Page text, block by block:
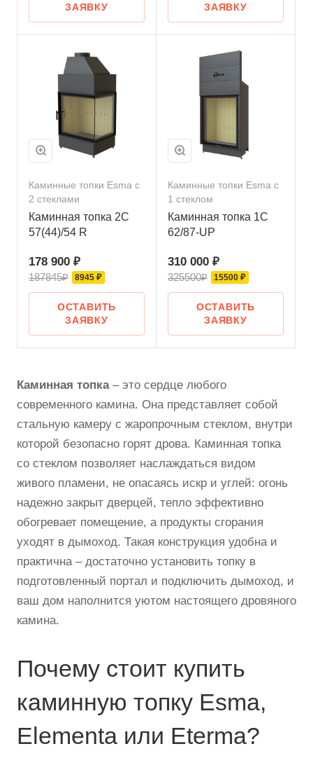
ЗАЯВКУ
ЗАЯВКУ
Каминные топки Esma с
2 стеклами
Каминная топка 2С
57(44)/54 R
178 900 ₽
187845₽ 8945 ₽
ОСТАВИТЬ
ЗАЯВКУ
Каминные топки Esma с
1 стеклом
Каминная топка 1С
62/87-UP
310 000 ₽
325500₽ 15500 ₽
ОСТАВИТЬ
ЗАЯВКУ
Каминная топка– это сердце любого
современного камина. Она представляет собой
стальную камеру с жаропрочным стеклом, внутри
которой безопасно горят дрова. Каминная топка
со стеклом позволяет наслаждаться видом
живого пламени, не опасаясь искр и углей: огонь
надежно закрыт дверцей, тепло эффективно
обогревает помещение, а продукты сгорания
уходят в дымоход. Такая конструкция удобна и
практична – достаточно установить топку в
подготовленный портал и подключить дымоход, и
ваш дом наполнится уютом настоящего дровяного
камина.
Почему стоит купить
каминную топку Esma,
Elementa или Eterma?